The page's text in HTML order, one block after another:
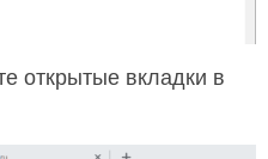
открытые вкладки в